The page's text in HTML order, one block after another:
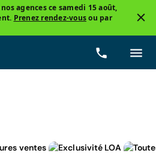
agences ce samedi 15 août,
Prenez rendez-vousou par
Essence